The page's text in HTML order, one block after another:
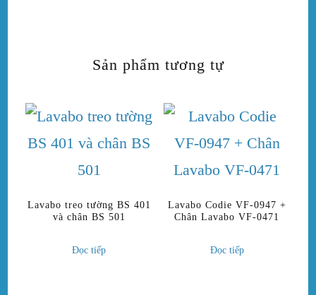
Sản phẩm tương tự
Lavabo treo tường BS 401
và chân BS 501
Đọc tiếp
Lavabo Codie VF-0947 +
Chân Lavabo VF-0471
Đọc tiếp